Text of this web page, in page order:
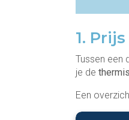
1.
Tussen een
je de
Een